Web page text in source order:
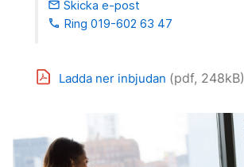
email Skicka e-post
phone Ring 019-602 63 47
Ladda ner inbjudan (pdf, 248kB)